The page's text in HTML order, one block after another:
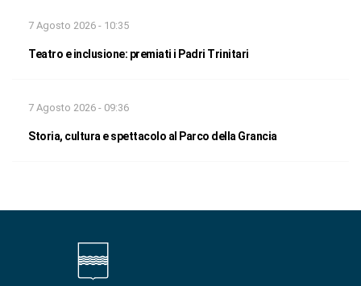
7 Agosto 2026 - 10:35
Teatro e inclusione: premiati i Padri Trinitari
7 Agosto 2026 - 09:36
Storia, cultura e spettacolo al Parco della Grancia